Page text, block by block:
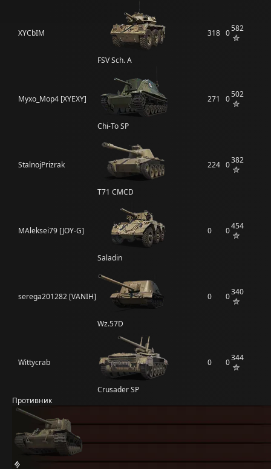
XYCbIM
FSV Sch. A
318 0582
Myxo_Mop4 [XYEXY]
Chi-To SP
271 0502
StalnojPrizrak
T71 CMCD
224 0382
MAleksei79 [JOY-G]
Saladin
0 0454
serega201282 [VANIH]
Wz.57D
0 0340
Wittycrab
Crusader SP
0 0344
Противник